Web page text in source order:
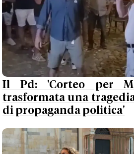
Il Pd: 'Corteo per
trasformata una
di propaganda politica'